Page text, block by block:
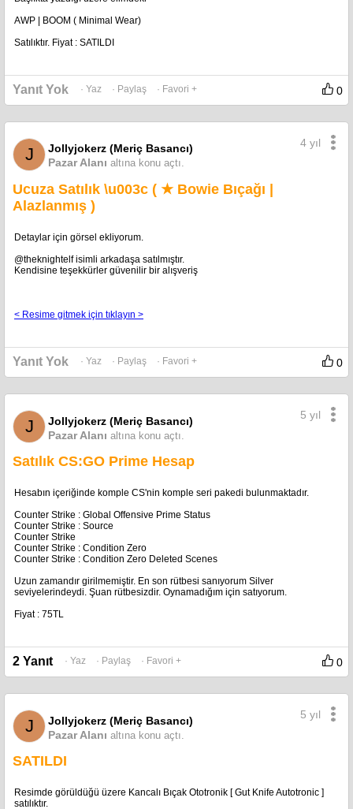
AWP | BOOM ( Minimal Wear)
Satılıktır. Fiyat : SATILDI
Yanıt Yok · Yaz · Paylaş · Favori + 0
J
Jollyjokerz (Meriç Basancı)
Pazar Alanı altına konu açtı.
4 yıl
Ucuza Satılık \u003c ( ★ Bowie Bıçağı |
Alazlanmış )
Detaylar için görsel ekliyorum.
@theknightelf isimli arkadaşa satılmıştır.
Kendisine teşekkürler güvenilir bir alışveriş
< Resime gitmek için tıklayın >
Yanıt Yok · Yaz · Paylaş · Favori + 0
J
Jollyjokerz (Meriç Basancı)
Pazar Alanı altına konu açtı.
5 yıl
Satılık CS:GO Prime Hesap
Hesabın içeriğinde komple CS'nin komple seri pakedi bulunmaktadır.
Counter Strike : Global Offensive Prime Status
Counter Strike : Source
Counter Strike
Counter Strike : Condition Zero
Counter Strike : Condition Zero Deleted Scenes
Uzun zamandır girilmemiştir. En son rütbesi sanıyorum Silver
seviyelerindeydi. Şuan rütbesizdir. Oynamadığım için satıyorum.
Fiyat : 75TL
2 Yanıt · Yaz · Paylaş · Favori + 0
J
Jollyjokerz (Meriç Basancı)
Pazar Alanı altına konu açtı.
5 yıl
SATILDI
Resimde görüldüğü üzere Kancalı Bıçak Ototronik [ Gut Knife Autotronic ]
satılıktır.